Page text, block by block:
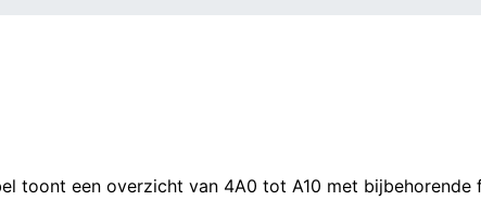
toont een overzicht van 4A0 tot A10 met bijbehorende